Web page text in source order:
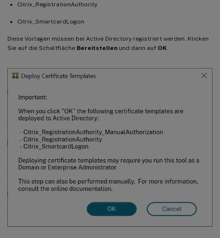
Citrix_RegistrationAuthority
Citrix_SmartcardLogon
Diese Vorlagen müssen bei Active Directory registriert werden. Klicken
Sie auf die Schaltfläche Bereitstellen und dann auf OK